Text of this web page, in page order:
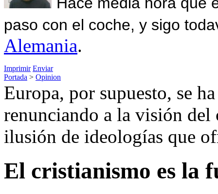
paso con el coche, y sigo
Alemania.
Imprimir Enviar
Portada > Opinion
Europa, por supuesto, se
renunciando a la visión
ilusión de ideologías que
El cristianismo es la